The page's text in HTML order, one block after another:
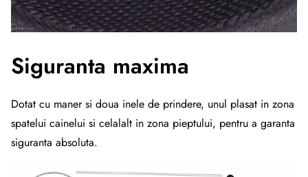
Siguranta maxima
Dotat cu maner si doua inele de prindere, unul plasat in zona
spatelui cainelui si celalalt in zona pieptului, pentru a garanta
siguranta absoluta.